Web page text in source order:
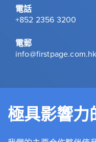
電話
+852 2356 3200
電郵
info@firstpage.com.hk
極具影響